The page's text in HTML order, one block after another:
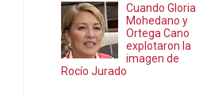
Cuando Gloria
Mohedano y
Ortega Cano
explotaron la
imagen de
Rocío Jurado